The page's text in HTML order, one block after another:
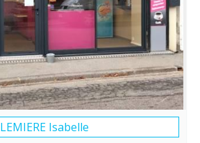
LEMIERE Isabelle